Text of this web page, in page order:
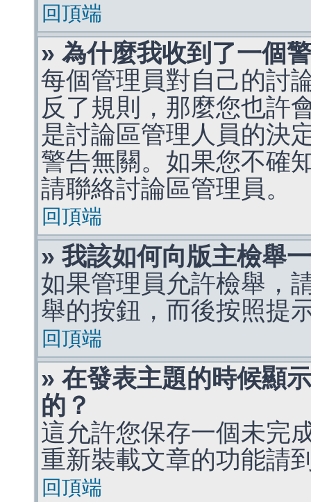
回頂端
» 為什麼我收到了一個
每個管理員對自己的討
反了規則，那麼您也許
是討論區管理人員的決
警告無關。如果您不確
請聯絡討論區管理員。
回頂端
» 我該如何向版主檢舉
如果管理員允許檢舉，
舉的按鈕，而後按照提
回頂端
» 在發表主題的時候顯
的？
這允許您保存一個未完
重新裝載文章的功能請
回頂端